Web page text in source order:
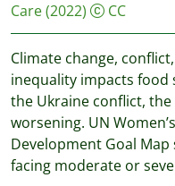
Care(2022) CC
Climate change,
inequality impacts food
the Ukraine conflict,
worsening. UN
Development Goal
facing moderate or